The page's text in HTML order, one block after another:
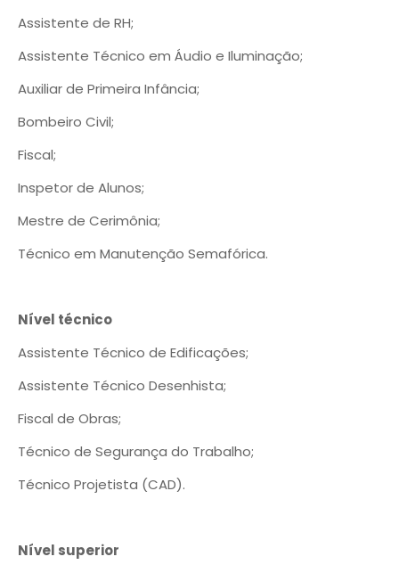
Assistente de RH;
Assistente Técnico em Áudio e Iluminação;
Auxiliar de Primeira Infância;
Bombeiro Civil;
Fiscal;
Inspetor de Alunos;
Mestre de Cerimônia;
Técnico em Manutenção Semafórica.
Nível técnico
Assistente Técnico de Edificações;
Assistente Técnico Desenhista;
Fiscal de Obras;
Técnico de Segurança do Trabalho;
Técnico Projetista (CAD).
Nível superior